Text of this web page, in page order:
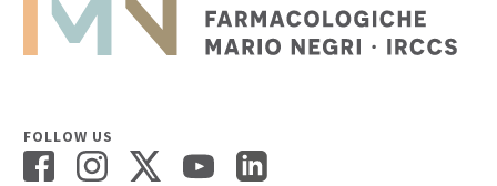
FOLLOW US